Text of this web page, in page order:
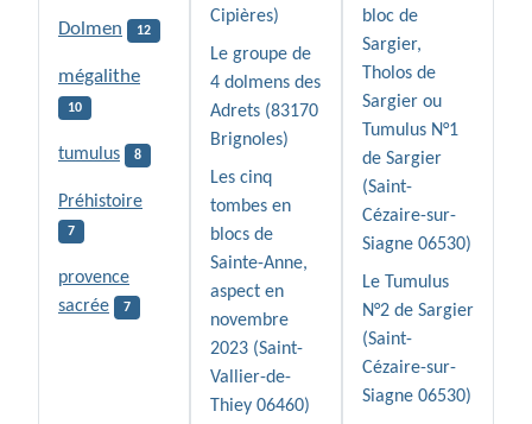
Dolmen 12
mégalithe
10
tumulus 8
Préhistoire
7
provence
sacrée
7
Cipières)
Le groupe de
4 dolmens des
Adrets (83170
Brignoles)
Les cinq
tombes en
blocs de
Sainte-Anne,
aspect en
novembre
2023 (Saint-
Vallier-de-
Thiey 06460)
bloc de
Sargier,
Tholos de
Sargier ou
Tumulus N°1
de Sargier
(Saint-
Cézaire-sur-
Siagne 06530)
Le Tumulus
N°2 de Sargier
(Saint-
Cézaire-sur-
Siagne 06530)